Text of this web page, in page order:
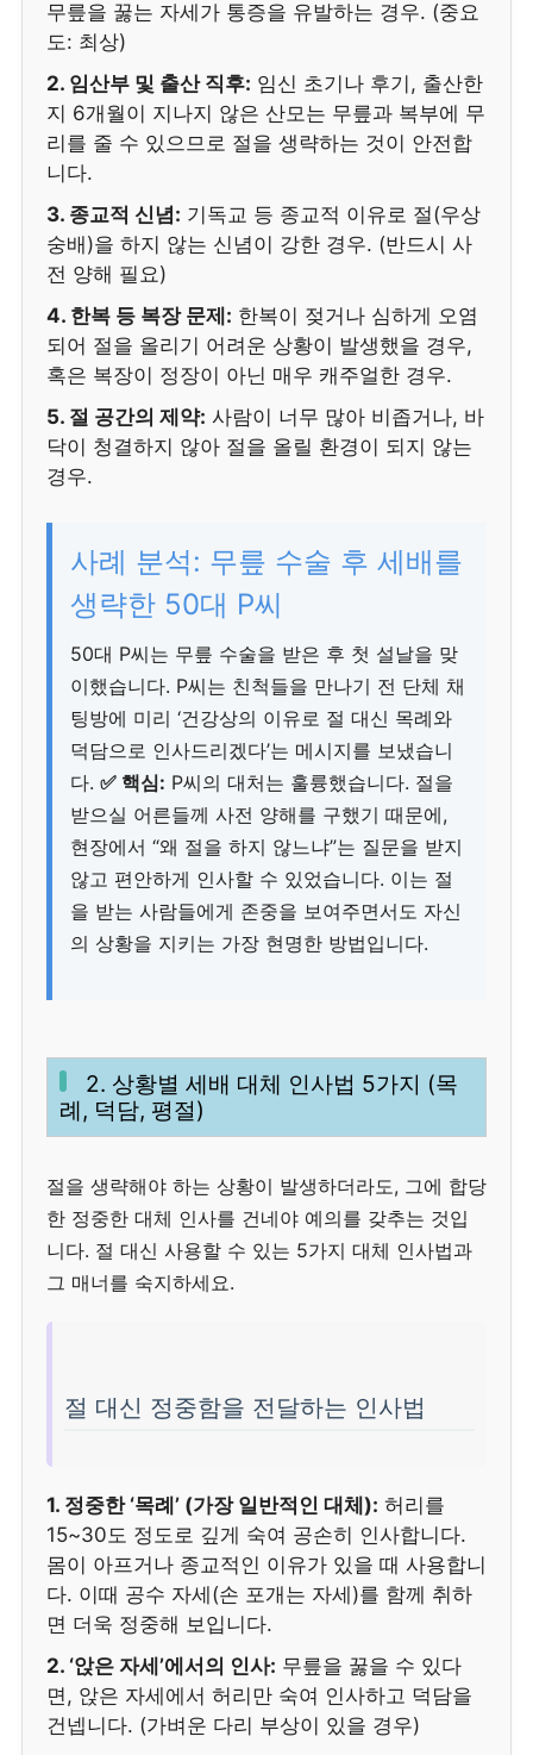
무릎을 꿇는 자세가 통증을 유발하는 경우. (중요
도: 최상)
2. 임산부 및 출산 직후: 임신 초기나 후기, 출산한
지 6개월이 지나지 않은 산모는 무릎과 복부에 무
리를 줄 수 있으므로 절을 생략하는 것이 안전합
니다.
3. 종교적 신념: 기독교 등 종교적 이유로 절(우상
숭배)을 하지 않는 신념이 강한 경우. (반드시 사
전 양해 필요)
4. 한복 등 복장 문제: 한복이 젖거나 심하게 오염
되어 절을 올리기 어려운 상황이 발생했을 경우,
혹은 복장이 정장이 아닌 매우 캐주얼한 경우.
5. 절 공간의 제약: 사람이 너무 많아 비좁거나, 바
닥이 청결하지 않아 절을 올릴 환경이 되지 않는
경우.
사례 분석: 무릎 수술 후 세배를
생략한 50대 P씨
50대 P씨는 무릎 수술을 받은 후 첫 설날을 맞
이했습니다. P씨는 친척들을 만나기 전 단체 채
팅방에 미리 ‘건강상의 이유로 절 대신 목례와
덕담으로 인사드리겠다’는 메시지를 보냈습니
다. ✅ 핵심: P씨의 대처는 훌륭했습니다. 절을
받으실 어른들께 사전 양해를 구했기 때문에,
현장에서 “왜 절을 하지 않느냐”는 질문을 받지
않고 편안하게 인사할 수 있었습니다. 이는 절
을 받는 사람들에게 존중을 보여주면서도 자신
의 상황을 지키는 가장 현명한 방법입니다.
2. 상황별 세배 대체 인사법 5가지 (목
례, 덕담, 평절)
절을 생략해야 하는 상황이 발생하더라도, 그에 합당
한 정중한 대체 인사를 건네야 예의를 갖추는 것입
니다. 절 대신 사용할 수 있는 5가지 대체 인사법과
그 매너를 숙지하세요.
절 대신 정중함을 전달하는 인사법
1. 정중한 ‘목례’ (가장 일반적인 대체): 허리를
15~30도 정도로 깊게 숙여 공손히 인사합니다.
몸이 아프거나 종교적인 이유가 있을 때 사용합니
다. 이때 공수 자세(손 포개는 자세)를 함께 취하
면 더욱 정중해 보입니다.
2. ‘앉은 자세’에서의 인사: 무릎을 꿇을 수 있다
면, 앉은 자세에서 허리만 숙여 인사하고 덕담을
건넵니다. (가벼운 다리 부상이 있을 경우)